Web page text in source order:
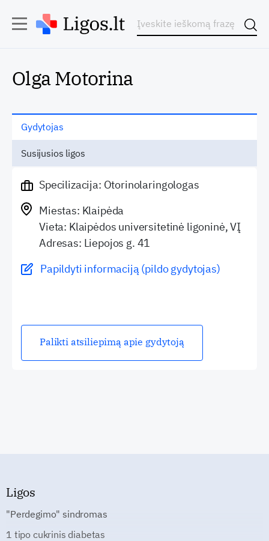
Olga Motorina
Gydytojas
Susijusios ligos
Specilizacija: Otorinolaringologas
Miestas: Klaipėda
Vieta: Klaipėdos universitetinė ligoninė, VĮ
Adresas: Liepojos g. 41
Papildyti informaciją (pildo gydytojas)
Palikti atsiliepimą apie gydytoją
Ligos
"Perdegimo" sindromas
1 tipo cukrinis diabetas